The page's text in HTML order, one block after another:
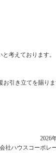
考えております。
お引き立てを賜りま
2026
社ハウスコーポレ